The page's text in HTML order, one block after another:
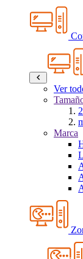
Ver
Marca